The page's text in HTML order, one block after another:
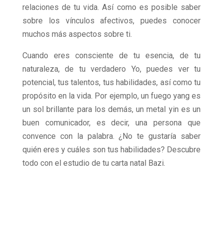
relaciones de tu vida. Así como es posible saber
sobre los vínculos afectivos, puedes conocer
muchos más aspectos sobre ti.
Cuando eres consciente de tu esencia, de tu
naturaleza, de tu verdadero Yo, puedes ver tu
potencial, tus talentos, tus habilidades, así como tu
propósito en la vida. Por ejemplo, un fuego yang es
un sol brillante para los demás, un metal yin es un
buen comunicador, es decir, una persona que
convence con la palabra. ¿No te gustaría saber
quién eres y cuáles son tus habilidades? Descubre
todo con el estudio de tu carta natal Bazi.